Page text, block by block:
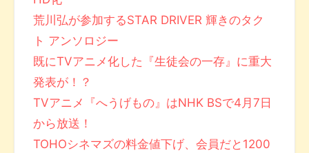
荒川弘が参加するSTAR DRIVER 輝きのタク
ト アンソロジー
既にTVアニメ化した『生徒会の一存』に重大
発表が！？
TVアニメ『へうげもの』はNHK BSで4月7日
から放送！
TOHOシネマズの料金値下げ、会員だと1200